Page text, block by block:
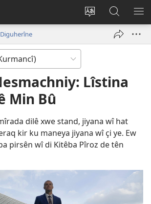
Zimanê
malperê
biguherîne
Têkeve
(opens
Lêgerîna
JW.ORG
Lîstina
Min Bû
dilê xwe stand, jiyana wî hat
kir ku maneya jiyana wî çi ye. Ew
pirsên wî di Kitêba Pîroz de tên